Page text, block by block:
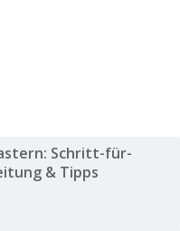
Schritt-für-
& Tipps